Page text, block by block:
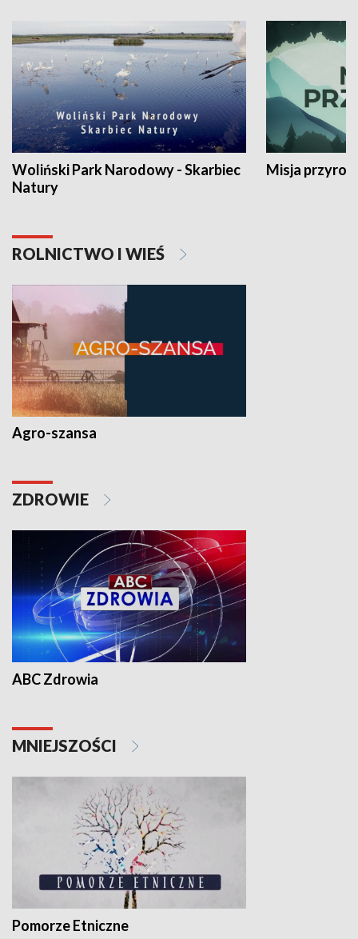
Woliński Park Narodowy - Skarbiec
Natury
Misja
ROLNICTWO I WIEŚ
Agro-szansa
ZDROWIE
ABC Zdrowia
MNIEJSZOŚCI
Pomorze Etniczne